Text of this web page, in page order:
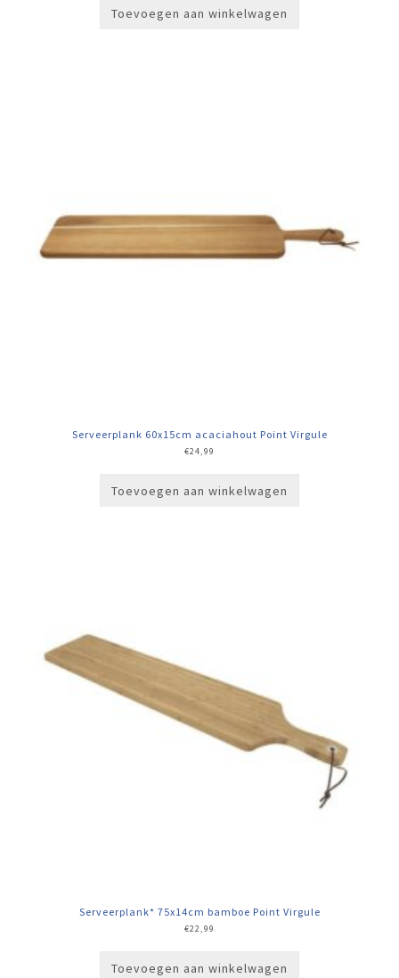
Toevoegen aan winkelwagen
Serveerplank 60x15cm acaciahout Point Virgule
€24,99
Toevoegen aan winkelwagen
Serveerplank* 75x14cm bamboe Point Virgule
€22,99
Toevoegen aan winkelwagen